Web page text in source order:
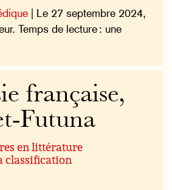
| Le 27 septembre 2024,
Temps de lecture : une
française,
Futuna
en littérature
classification